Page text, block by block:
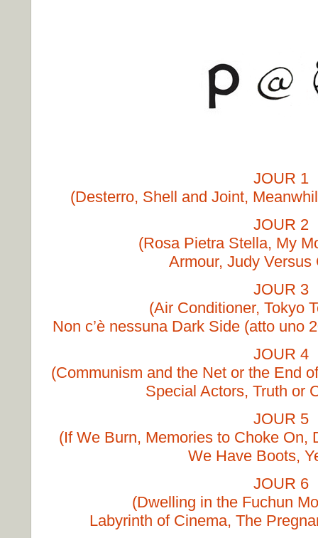
JOUR 1
(Desterro, Shell and Joint,
JOUR 2
(Rosa Pietra Stella, My
Armour, Judy Versus
JOUR 3
(Air Conditioner, Tokyo
Non c’è nessuna Dark Side (atto uno
JOUR 4
(Communism and the Net or the End
Special Actors, Truth or
JOUR 5
(If We Burn, Memories to Choke On,
We Have Boots,
JOUR 6
(Dwelling in the Fuchun
Labyrinth of Cinema, The